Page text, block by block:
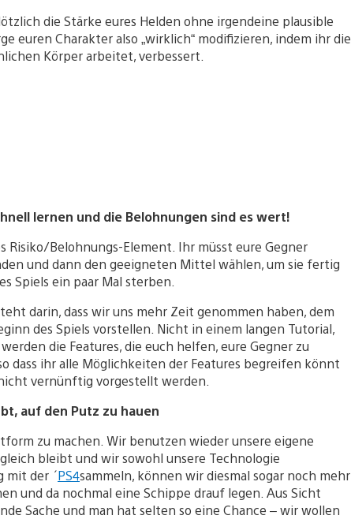
die Stärke eures Helden ohne irgendeine plausible
euren Charakter also „wirklich“ modifizieren, indem ihr die
Körper arbeitet, verbessert.
lernen und die Belohnungen sind es wert!
Risiko/Belohnungs-Element. Ihr müsst eure Gegner
und dann den geeigneten Mittel wählen, um sie fertig
Spiels ein paar Mal sterben.
darin, dass wir uns mehr Zeit genommen haben, dem
des Spiels vorstellen. Nicht in einem langen Tutorial,
die Features, die euch helfen, eure Gegner zu
dass ihr alle Möglichkeiten der Features begreifen könnt
vernünftig vorgestellt werden.
auf den Putz zu hauen
zu machen. Wir benutzen wieder unsere eigene
bleibt und wir sowohl unsere Technologie
mit der ´PS4sammeln, können wir diesmal sogar noch mehr
und da nochmal eine Schippe drauf legen. Aus Sicht
Sache und man hat selten so eine Chance – wir wollen